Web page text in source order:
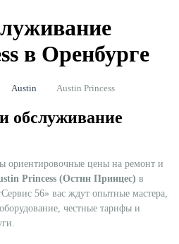
в Оренбурге
Austin Austin Princess
обслуживание
ориентировочные цены на ремонт и
Princess (Остин Принцес) в
56» вас ждут опытные мастера,
честные тарифы и